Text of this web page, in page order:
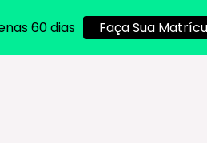
60 dias Faça Sua